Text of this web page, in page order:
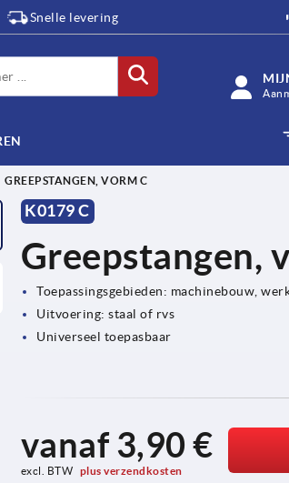
Snelle levering
GREEPSTANGEN, VORM C
K0179 C
Greepstangen,
Toepassingsgebieden: machinebouw,
Uitvoering: staal of rvs
Universeel toepasbaar
vanaf3,90 €
excl. BTW plus verzendkosten